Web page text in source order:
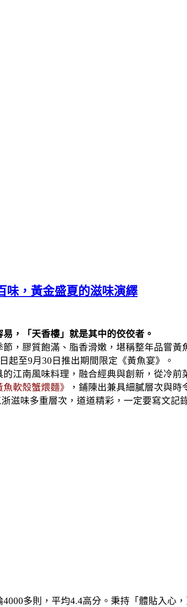
味，黃金盛夏的滋味演繹
，「天香樓」就是其中的佼佼者。
，膠質飽滿、脂香滑嫩，堪稱整年品嘗黃
起至9月30日推出期間限定《黃魚宴》。
江南風味料理，融合經典與創新，從冷前
魚軟殼蟹煨麵》
，鋪陳出兼具細膩層次與時
滋味多重層次，道道精彩，一定要寫文記
多則，平均4.4高分。秉持「體貼入心